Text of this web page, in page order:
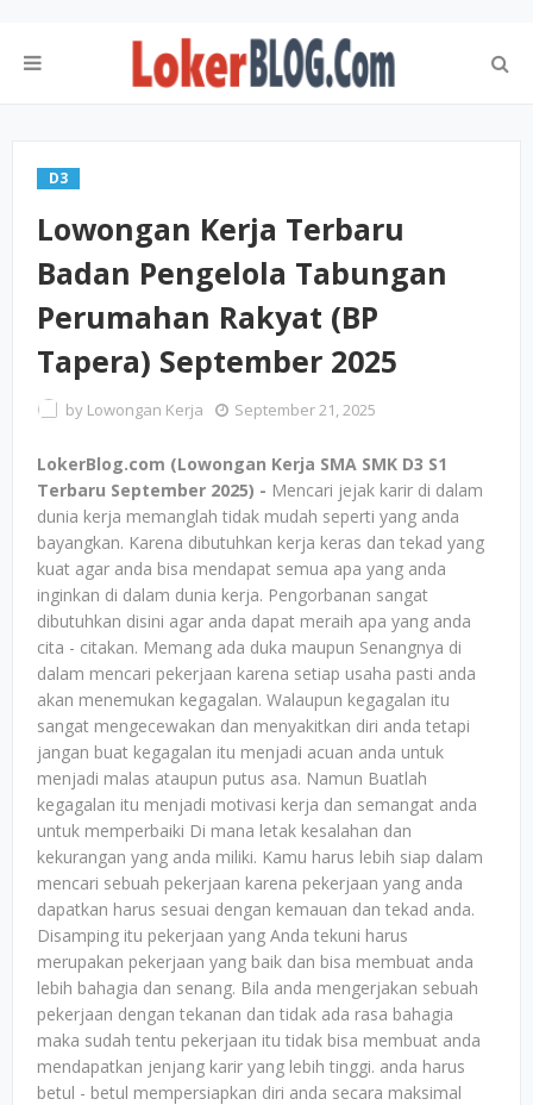
D3
Lowongan Kerja Terbaru
Badan Pengelola Tabungan
Perumahan Rakyat (BP
Tapera) September 2025
by Lowongan Kerja September 21, 2025
LokerBlog.com (Lowongan Kerja SMA SMK D3 S1
Terbaru September 2025) - Mencari jejak karir di dalam
dunia kerja memanglah tidak mudah seperti yang anda
bayangkan. Karena dibutuhkan kerja keras dan tekad yang
kuat agar anda bisa mendapat semua apa yang anda
inginkan di dalam dunia kerja. Pengorbanan sangat
dibutuhkan disini agar anda dapat meraih apa yang anda
cita - citakan. Memang ada duka maupun Senangnya di
dalam mencari pekerjaan karena setiap usaha pasti anda
akan menemukan kegagalan. Walaupun kegagalan itu
sangat mengecewakan dan menyakitkan diri anda tetapi
jangan buat kegagalan itu menjadi acuan anda untuk
menjadi malas ataupun putus asa. Namun Buatlah
kegagalan itu menjadi motivasi kerja dan semangat anda
untuk memperbaiki Di mana letak kesalahan dan
kekurangan yang anda miliki. Kamu harus lebih siap dalam
mencari sebuah pekerjaan karena pekerjaan yang anda
dapatkan harus sesuai dengan kemauan dan tekad anda.
Disamping itu pekerjaan yang Anda tekuni harus
merupakan pekerjaan yang baik dan bisa membuat anda
lebih bahagia dan senang. Bila anda mengerjakan sebuah
pekerjaan dengan tekanan dan tidak ada rasa bahagia
maka sudah tentu pekerjaan itu tidak bisa membuat anda
mendapatkan jenjang karir yang lebih tinggi. anda harus
betul - betul mempersiapkan diri anda secara maksimal